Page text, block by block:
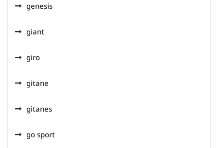
genesis
giant
giro
gitane
gitanes
go sport